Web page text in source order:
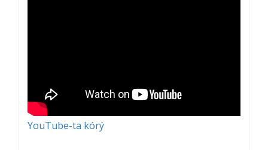
YouTube-ta kórý